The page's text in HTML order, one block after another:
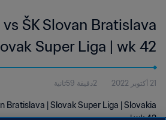
ŠK Slovan Bratislava
Super Liga | wk 42
21 أكتوبر 2022 2دقيقة 59ثانية
Bratislava | Slovak Super Liga | Slovakia